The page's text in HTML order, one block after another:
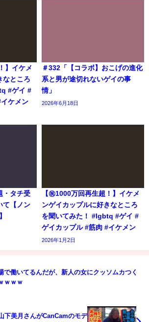
】イケメ
なところ
#ゲイ #
ケメン
＃332「【コラボ】おこげの進化
系と男が途切れないゲイの事
情」
2026年6月18日
・タチ受
て【ノン
【㊗️1000万回再生超！】イケメ
ンゲイカップルに好きなところ
を聞いてみた！ #lgbtq #ゲイ #
ゲイカップル #筋肉 #イケメン
2026年1月2日
で働いてるんだが、新人の女にクッソムカつく
ｗｗｗ
下美月さんがCanCamのモデ